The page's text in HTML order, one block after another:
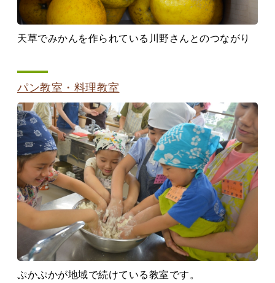
天草でみかんを作られている川野さんとのつながり
パン教室・料理教室
ぷかぷかが地域で続けている教室です。